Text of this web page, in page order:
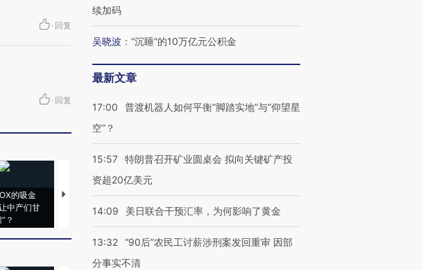
· 回复
· 回复
的吸金
中产们甘
？
马航飞行员跨国走私7万
粒摇头丸 尿检体内含3种
视线｜被称为“蟑螂”的印
度Z世代 用街头抗争将教
视线｜“入侵”还是“人道危
机”？难民潮撕裂西班牙
续加码
吴晓波 ： “沉睡”的10万亿元公积金
最新文章
17:00
普渡机器人如何平衡“脚踏实地”与“仰望星
空”？
15:57 特朗普召开矿业圆桌会 拟向关键矿产投
资超20亿美元
14:09 美日联合干预汇率，为何影响了黄金
13:32 “90后”农民工讨薪涉刑案发回重审 因部
分事实不清